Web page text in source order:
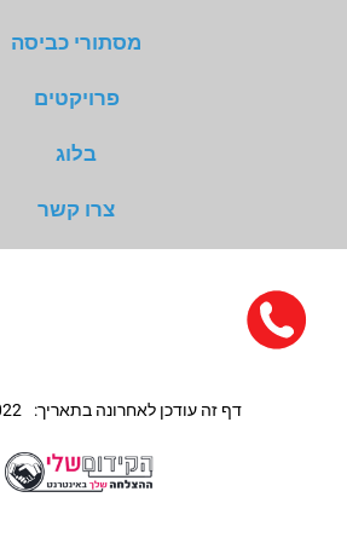
מסתורי כביסה
פרויקטים
בלוג
צרו קשר
דף זה עודכן לאחרונה בתאריך: 2022